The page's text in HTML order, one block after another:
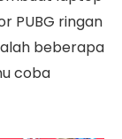
PUBG ringan
beberapa
coba